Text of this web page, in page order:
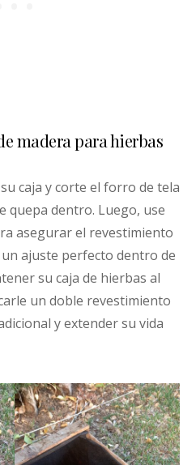
madera para hierbas
caja y corte el forro de tela
quepa dentro. Luego, use
asegurar el revestimiento
ajuste perfecto dentro de
su caja de hierbas al
un doble revestimiento
y extender su vida